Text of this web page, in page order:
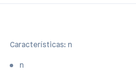
Características: n
n